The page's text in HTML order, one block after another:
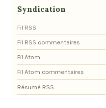
Syndication
Fil RSS
Fil RSS commentaires
Fil Atom
Fil Atom commentaires
Résumé RSS